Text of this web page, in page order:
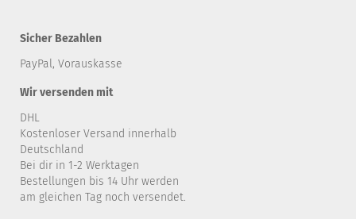
Sicher Bezahlen
PayPal, Vorauskasse
Wir versenden mit
DHL
Kostenloser Versand innerhalb
Deutschland
Bei dir in 1-2 Werktagen
Bestellungen bis 14 Uhr werden
am gleichen Tag noch versendet.